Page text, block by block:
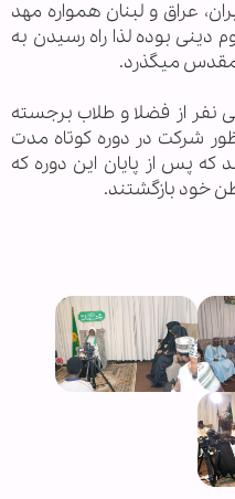
عراق و لبنان همواره مهد
دینی بوده لذا راه رسیدن به
مقدس میگذرد.
نفر از فضلا و طلاب برجسته
شرکت در دوره کوتاه مدت
که پس از پایان این دوره که
خود بازگشتند.